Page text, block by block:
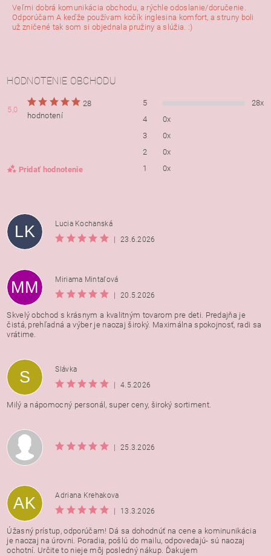
Veľmi dobrá komunikácia obchodu, a rýchle odoslanie/doručenie.
Odporúčam A keďže používam kočík inglesina komfort, a struny boli
už zničené tak som si objednala pružiny a slúžia. :)
HODNOTENIE OBCHODU
5,0
28
hodnotení
Pridať hodnotenie
5
28x
4
0x
3
0x
2
0x
1
0x
Vložením hodnotenie súhlasíte s
osobných údajov
LK
Lucia Kochanská
23.6.2026
MM
Miriama Mintaľová
20.5.2026
Skvelý obchod s krásnym a kvalitným tovarom pre deti. Predajňa je
čistá, prehľadná a výber je naozaj široký. Maximálna spokojnosť, radi sa
vrátime.
S
Slávka
4.5.2026
Milý a nápomocný personál, super ceny, široký sortiment.
25.3.2026
AK
Adriana Krehakova
13.3.2026
Úžasný prístup, odporúčam! Dá sa dohodnúť na cene a kominunikácia
je naozaj na úrovni. Poradia, pošlú do mailu, odpovedajú- sú naozaj
ochotní. Určite to nieje môj posledný nákup. Ďakujem